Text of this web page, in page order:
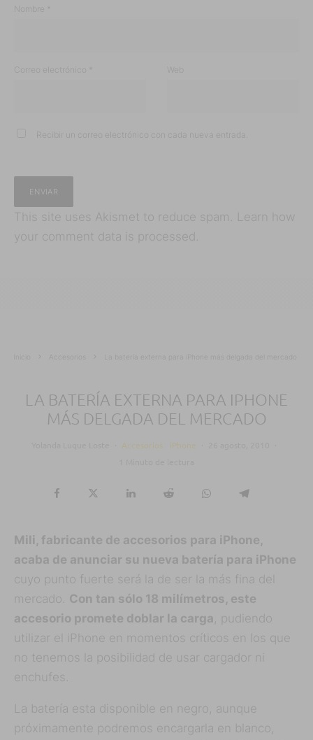
Nombre
Correo electrónico Web
Recibir un correo electrónico con cada nueva entrada.
This site uses Akismet to reduce spam. Learn how
your comment data is processed.
Accesorios La batería externa para iPhone más delgada del mercado
LA BATERÍA EXTERNA PARA IPHONE
MÁS DELGADA DEL MERCADO
Accesorios iPhone
Mili, fabricante de accesorios para iPhone,
acaba de anunciar su nueva batería para iPhone
cuyo punto fuerte será la de ser la más fina del
mercado. Con tan sólo 18 milímetros, este
accesorio promete doblar la carga , pudiendo
utilizar el iPhone en momentos críticos en los que
no tenemos la posibilidad de usar cargador ni
enchufes.
La batería esta disponible en negro, aunque
próximamente podremos encargarla en blanco,